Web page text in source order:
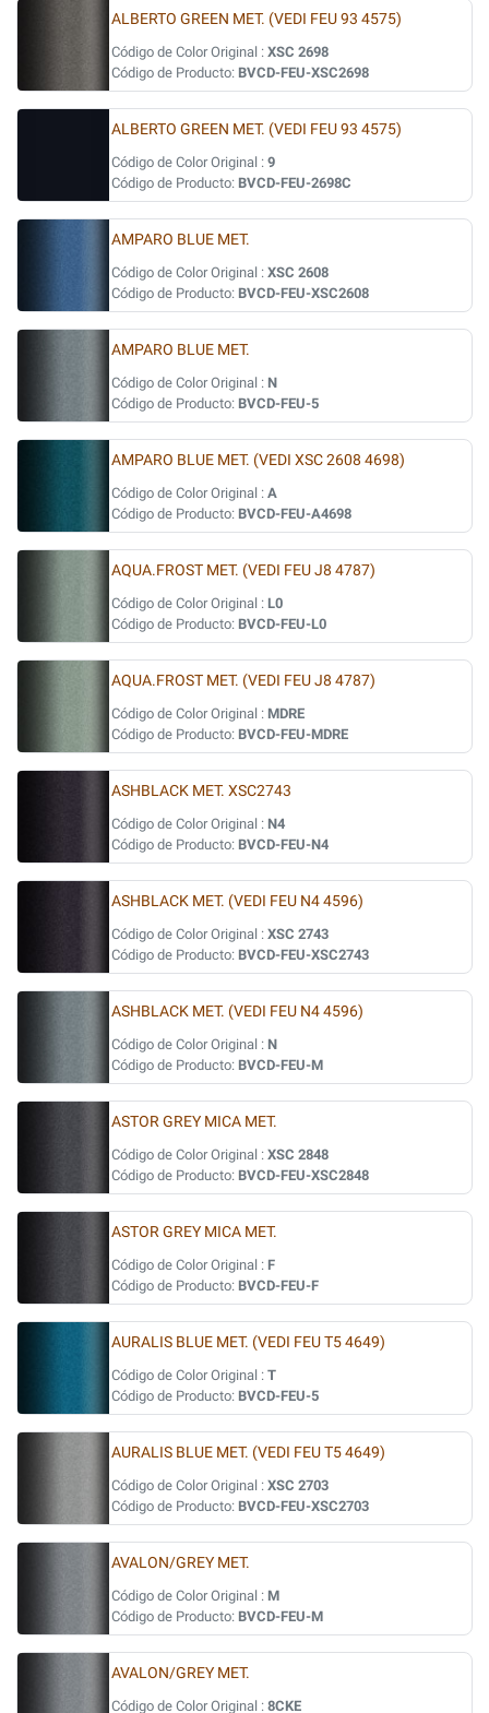
ALBERTO GREEN MET. (VEDI FEU 93 4575)
Código de Color Original : XSC 2698
Código de Producto: BVCD-FEU-XSC2698
ALBERTO GREEN MET. (VEDI FEU 93 4575)
Código de Color Original : 9
Código de Producto: BVCD-FEU-2698C
AMPARO BLUE MET.
Código de Color Original : XSC 2608
Código de Producto: BVCD-FEU-XSC2608
AMPARO BLUE MET.
Código de Color Original : N
Código de Producto: BVCD-FEU-5
AMPARO BLUE MET. (VEDI XSC 2608 4698)
Código de Color Original : A
Código de Producto: BVCD-FEU-A4698
AQUA.FROST MET. (VEDI FEU J8 4787)
Código de Color Original : L0
Código de Producto: BVCD-FEU-L0
AQUA.FROST MET. (VEDI FEU J8 4787)
Código de Color Original : MDRE
Código de Producto: BVCD-FEU-MDRE
ASHBLACK MET. XSC2743
Código de Color Original : N4
Código de Producto: BVCD-FEU-N4
ASHBLACK MET. (VEDI FEU N4 4596)
Código de Color Original : XSC 2743
Código de Producto: BVCD-FEU-XSC2743
ASHBLACK MET. (VEDI FEU N4 4596)
Código de Color Original : N
Código de Producto: BVCD-FEU-M
ASTOR GREY MICA MET.
Código de Color Original : XSC 2848
Código de Producto: BVCD-FEU-XSC2848
ASTOR GREY MICA MET.
Código de Color Original : F
Código de Producto: BVCD-FEU-F
AURALIS BLUE MET. (VEDI FEU T5 4649)
Código de Color Original : T
Código de Producto: BVCD-FEU-5
AURALIS BLUE MET. (VEDI FEU T5 4649)
Código de Color Original : XSC 2703
Código de Producto: BVCD-FEU-XSC2703
AVALON/GREY MET.
Código de Color Original : M
Código de Producto: BVCD-FEU-M
AVALON/GREY MET.
Código de Color Original : 8CKE